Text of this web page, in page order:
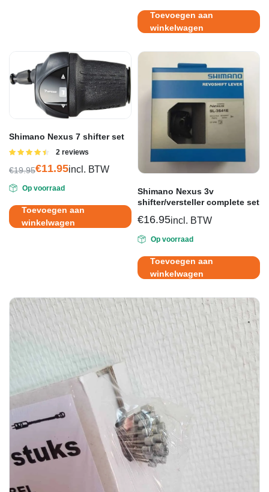
Toevoegen aan
winkelwagen
Shimano Nexus 7 shifter set
Gewaardeerd
2 reviews
€19.95
prijs
was:
€19.95.
€11.95
prijs
is:
€11.95.
incl. BTW
Op voorraad
Toevoegen aan
winkelwagen
Shimano Nexus 3v
shifter/versteller complete set
€16.95incl. BTW
Op voorraad
Toevoegen aan
winkelwagen